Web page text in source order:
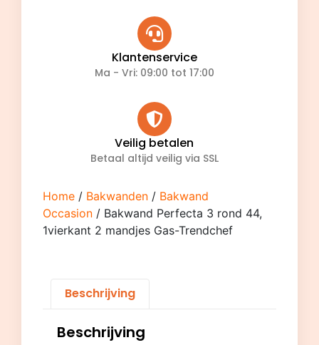
Klantenservice
Ma - Vri: 09:00 tot 17:00
Veilig betalen
Betaal altijd veilig via SSL
Home / Bakwanden / Bakwand
Occasion / Bakwand Perfecta 3 rond 44,
1vierkant 2 mandjes Gas-Trendchef
Beschrijving
Beschrijving